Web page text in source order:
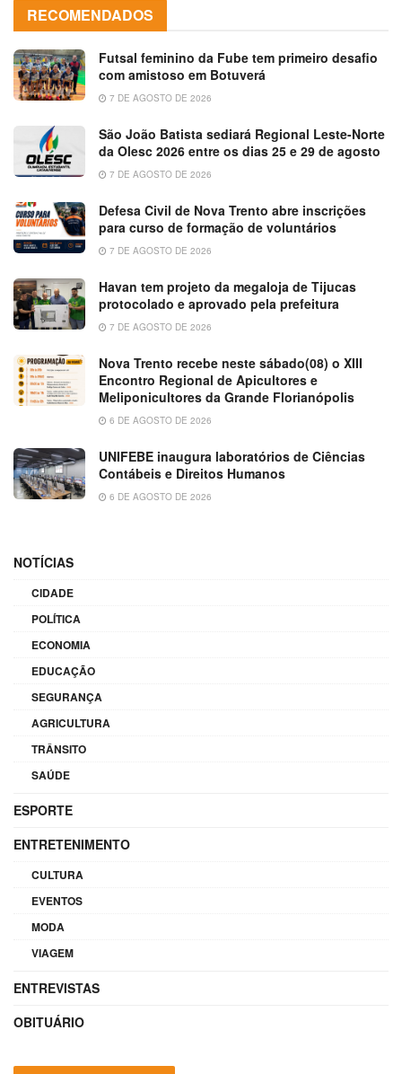
RECOMENDADOS
Futsal feminino da Fube tem primeiro desafio
com amistoso em Botuverá
7 DE AGOSTO DE 2026
São João Batista sediará Regional Leste-Norte
da Olesc 2026 entre os dias 25 e 29 de agosto
7 DE AGOSTO DE 2026
Defesa Civil de Nova Trento abre inscrições
para curso de formação de voluntários
7 DE AGOSTO DE 2026
Havan tem projeto da megaloja de Tijucas
protocolado e aprovado pela prefeitura
7 DE AGOSTO DE 2026
Nova Trento recebe neste sábado(08) o XIII
Encontro Regional de Apicultores e
Meliponicultores da Grande Florianópolis
6 DE AGOSTO DE 2026
UNIFEBE inaugura laboratórios de Ciências
Contábeis e Direitos Humanos
6 DE AGOSTO DE 2026
NOTÍCIAS
CIDADE
POLÍTICA
ECONOMIA
EDUCAÇÃO
SEGURANÇA
AGRICULTURA
TRÂNSITO
SAÚDE
ESPORTE
ENTRETENIMENTO
CULTURA
EVENTOS
MODA
VIAGEM
ENTREVISTAS
OBITUÁRIO